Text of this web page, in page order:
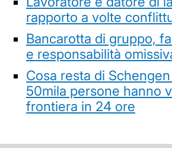
rapporto a volte
Bancarotta di gruppo,
e responsabilità
Cosa resta di
50mila persone hanno
frontiera in 24 ore